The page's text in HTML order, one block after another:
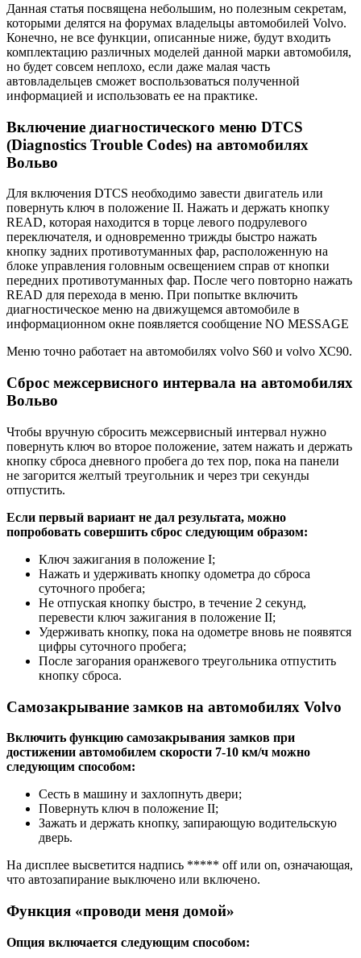
Данная статья посвящена небольшим, но полезным секретам,
которыми делятся на форумах владельцы автомобилей Volvo.
Конечно, не все функции, описанные ниже, будут входить
комплектацию различных моделей данной марки автомобиля,
но будет совсем неплохо, если даже малая часть
автовладельцев сможет воспользоваться полученной
информацией и использовать ее на практике.
Включение диагностического меню DTCS
(Diagnostics Trouble Codes) на автомобилях
Вольво
Для включения DTCS необходимо завести двигатель или
повернуть ключ в положение II. Нажать и держать кнопку
READ, которая находится в торце левого подрулевого
переключателя, и одновременно трижды быстро нажать
кнопку задних противотуманных фар, расположенную на
блоке управления головным освещением справ от кнопки
передних противотуманных фар. После чего повторно нажать
READ для перехода в меню. При попытке включить
диагностическое меню на движущемся автомобиле в
информационном окне появляется сообщение NO MESSAGE
Меню точно работает на автомобилях volvo S60 и volvo ХС90.
Сброс межсервисного интервала на автомобилях
Вольво
Чтобы вручную сбросить межсервисный интервал нужно
повернуть ключ во второе положение, затем нажать и держать
кнопку сброса дневного пробега до тех пор, пока на панели
не загорится желтый треугольник и через три секунды
отпустить.
Если первый вариант не дал результата, можно
попробовать совершить сброс следующим образом:
Ключ зажигания в положение I;
Нажать и удерживать кнопку одометра до сброса
суточного пробега;
Не отпуская кнопку быстро, в течение 2 секунд,
перевести ключ зажигания в положение II;
Удерживать кнопку, пока на одометре вновь не появятся
цифры суточного пробега;
После загорания оранжевого треугольника отпустить
кнопку сброса.
Самозакрывание замков на автомобилях Volvo
Включить функцию самозакрывания замков при
достижении автомобилем скорости 7-10 км/ч можно
следующим способом:
Сесть в машину и захлопнуть двери;
Повернуть ключ в положение II;
Зажать и держать кнопку, запирающую водительскую
дверь.
На дисплее высветится надпись ***** off или on, означающая,
что автозапирание выключено или включено.
Функция «проводи меня домой»
Опция включается следующим способом: